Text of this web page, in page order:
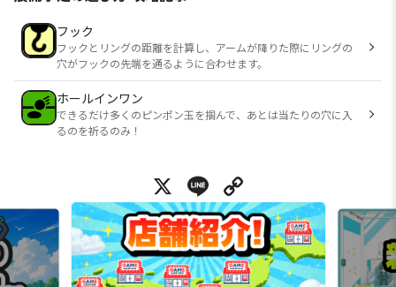
フック
フックとリングの距離を計算し、アームが降りた際にリングの
穴がフックの先端を通るように合わせます。
ホールインワン
できるだけ多くのピンポン玉を掴んで、あとは当たりの穴に入
るのを祈るのみ！
X Line